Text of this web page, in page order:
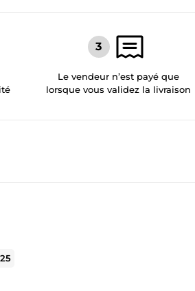
Le vendeur n’est payé que
lorsque vous validez la livraison